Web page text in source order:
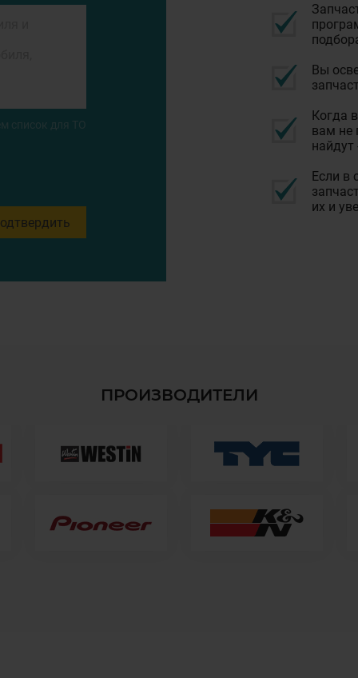
список для ТО
Вы
Когда
вам не
Если в
их и
ПРОИЗВОДИТЕЛИ